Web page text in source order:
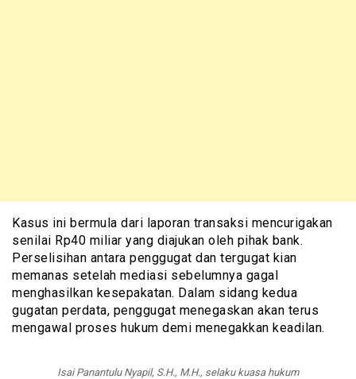
Kasus ini bermula dari laporan transaksi mencurigakan
senilai Rp40 miliar yang diajukan oleh pihak bank.
Perselisihan antara penggugat dan tergugat kian
memanas setelah mediasi sebelumnya gagal
menghasilkan kesepakatan. Dalam sidang kedua
gugatan perdata, penggugat menegaskan akan terus
mengawal proses hukum demi menegakkan keadilan.
Isai Panantulu Nyapil, S.H., M.H., selaku kuasa hukum